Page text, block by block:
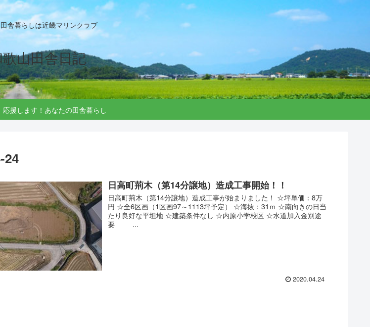
舎暮らしは近畿マリンクラブ
山田舎日記
援します！あなたの田舎暮らし
24
日高町荊木（第14分譲地）造成工事開始！！
日高町荊木（第14分譲地）造成工事が始まりました！ ☆坪単価：8万
円 ☆全6区画（1区画97～1113坪予定） ☆海抜：31ｍ ☆南向きの日当
たり良好な平坦地 ☆建築条件なし ☆内原小学校区 ☆水道加入金別途
要 ...
2020.04.24